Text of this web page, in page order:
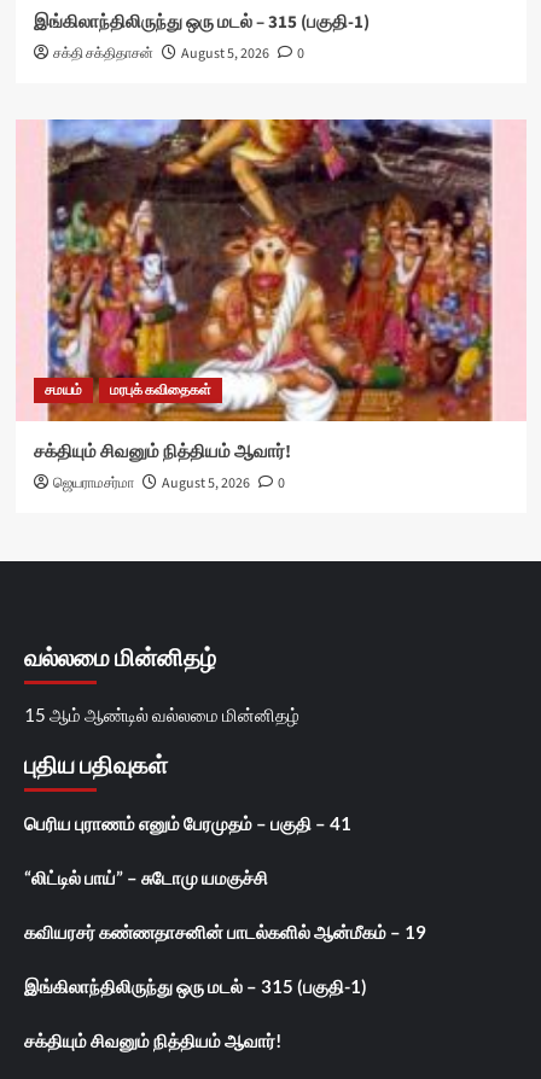
இங்கிலாந்திலிருந்து ஒரு மடல் – 315 (பகுதி-1)
சக்தி சக்திதாசன் August 5, 2026 0
சமயம் மரபுக் கவிதைகள்
சக்தியும் சிவனும் நித்தியம் ஆவார்!
ஜெயராமசர்மா August 5, 2026 0
வல்லமை மின்னிதழ்
15 ஆம் ஆண்டில் வல்லமை மின்னிதழ்
புதிய பதிவுகள்
பெரிய புராணம் எனும் பேரமுதம் – பகுதி – 41
“லிட்டில் பாய்” – சுடோமு யமகுச்சி
கவியரசர் கண்ணதாசனின் பாடல்களில் ஆன்மீகம் – 19
இங்கிலாந்திலிருந்து ஒரு மடல் – 315 (பகுதி-1)
சக்தியும் சிவனும் நித்தியம் ஆவார்!